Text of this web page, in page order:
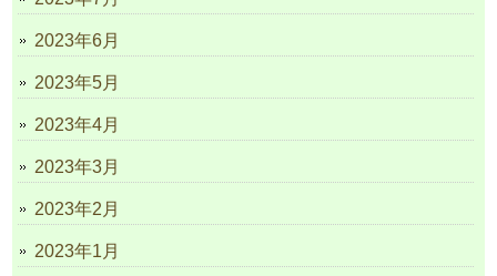
2023年6月
2023年5月
2023年4月
2023年3月
2023年2月
2023年1月